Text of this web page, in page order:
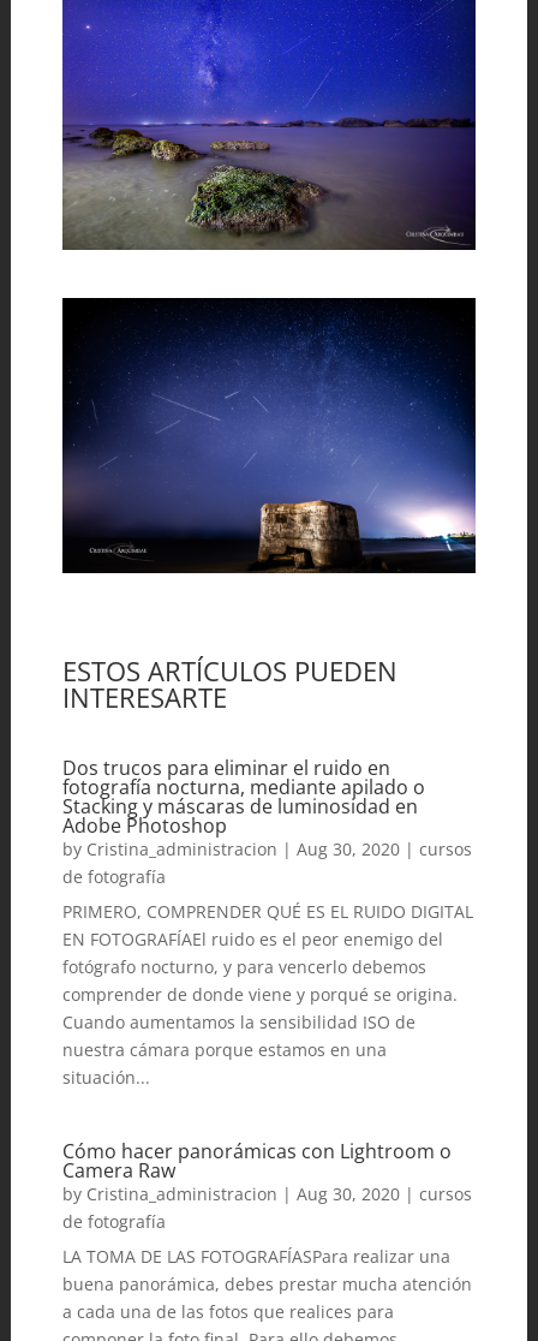
ESTOS ARTÍCULOS PUEDEN
INTERESARTE
Dos trucos para eliminar el ruido en
fotografía nocturna, mediante apilado o
Stacking y máscaras de luminosidad en
Adobe Photoshop
by Cristina_administracion | Aug 30, 2020| cursos
de fotografía
PRIMERO, COMPRENDER QUÉ ES EL RUIDO DIGITAL
EN FOTOGRAFÍAEl ruido es el peor enemigo del
fotógrafo nocturno, y para vencerlo debemos
comprender de donde viene y porqué se origina.
Cuando aumentamos la sensibilidad ISO de
nuestra cámara porque estamos en una
situación...
Cómo hacer panorámicas con Lightroom o
Camera Raw
by Cristina_administracion | Aug 30, 2020| cursos
de fotografía
LA TOMA DE LAS FOTOGRAFÍASPara realizar una
buena panorámica, debes prestar mucha atención
a cada una de las fotos que realices para